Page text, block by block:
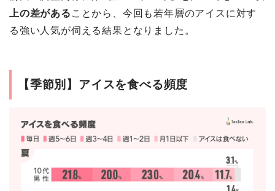
上の差がある ことから、今回も若年層のアイスに対す
る強い人気が伺える結果となりました。
【季節別】アイスを食べる頻度